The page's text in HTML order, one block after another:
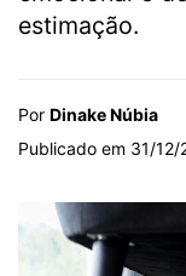
estimação.
Por Dinake Núbia
Publicado em 31/12/